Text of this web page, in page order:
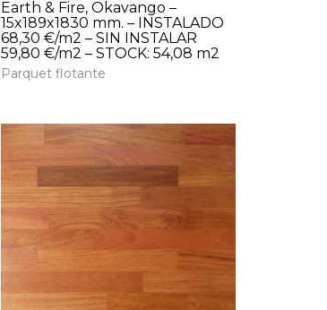
Earth & Fire, Okavango –
15x189x1830 mm. – INSTALADO
68,30 €/m2 – SIN INSTALAR
59,80 €/m2 – STOCK: 54,08 m2
Parquet flotante